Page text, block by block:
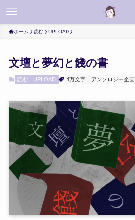
ホーム 読む UPLOAD
文壇と夢幻と餞の書
読む UPLOAD 4万文字 アンソロジー企画